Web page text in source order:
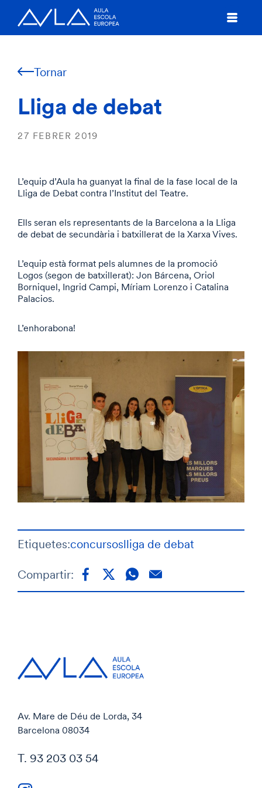
Tornar
Lliga de debat
27 FEBRER 2019
L’equip d’Aula ha guanyat la final de la fase local de la
Lliga de Debat contra l’Institut del Teatre.
Ells seran els representants de la Barcelona a la Lliga
de debat de secundària i batxillerat de la Xarxa Vives.
L’equip està format pels alumnes de la promoció
Logos (segon de batxillerat): Jon Bárcena, Oriol
Borniquel, Ingrid Campi, Míriam Lorenzo i Catalina
Palacios.
L’enhorabona!
Etiquetes:concursoslliga de debat
Compartir:
Av. Mare de Déu de Lorda, 34
Barcelona 08034
T. 93 203 03 54